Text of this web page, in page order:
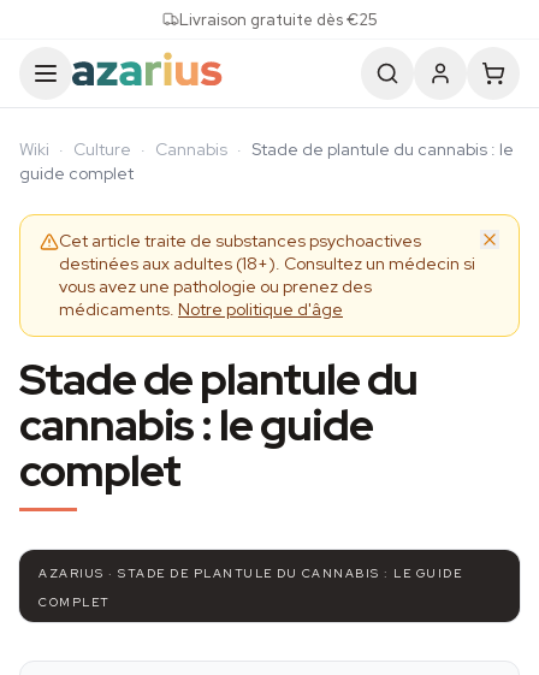
Livraison gratuite dès €25
Wiki · Culture · Cannabis · Stade de plantule du cannabis : le
guide complet
Cet article traite de substances psychoactives
destinées aux adultes (18+). Consultez un médecin si
vous avez une pathologie ou prenez des
médicaments. Notre politique d'âge
Stade de plantule du
cannabis : le guide
complet
AZARIUS · STADE DE PLANTULE DU CANNABIS : LE GUIDE
COMPLET